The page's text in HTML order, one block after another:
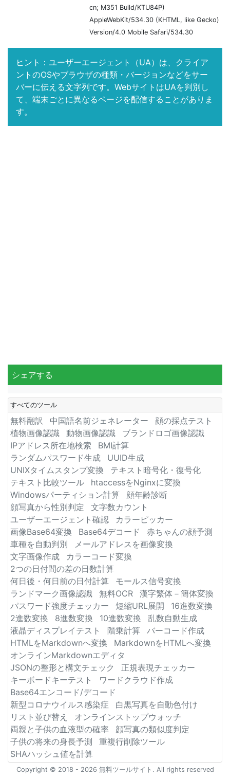
cn; M351 Build/KTU84P)
AppleWebKit/534.30 (KHTML, like Gecko)
Version/4.0 Mobile Safari/534.30
ヒント：ユーザーエージェント（UA）は、クライア
ントのOSやブラウザの種類・バージョンなどをサー
バーに伝える文字列です。WebサイトはUAを判別し
て、端末ごとに異なるページを配信することがありま
す。
シェアする
すべてのツール
無料翻訳 中国語名前ジェネレーター
顔の採点テスト
植物画像認識
動物画像認識
ブランドロゴ画像認識
IPアドレス所在地検索
BMI計算
ランダムパスワード生成
UUID生成
UNIXタイムスタンプ変換
テキスト暗号化・復号化
テキスト比較ツール
htaccessをNginxに変換
Windowsパーティション計算
顔年齢診断
顔写真から性別判定
文字数カウント
ユーザーエージェント確認
カラーピッカー
画像Base64変換
Base64デコード
赤ちゃんの顔予測
車種を自動判別
メールアドレスを画像変換
文字画像作成
カラーコード変換
2つの日付間の差の日数計算
何日後・何日前の日付計算
モールス信号変換
ランドマーク画像認識
無料OCR
漢字繁体－簡体変換
パスワード強度チェッカー
短縮URL展開
16進数変換
2進数変換
8進数変換 10進数変換
乱数自動生成
液晶ディスプレイテスト
階乗計算
バーコード作成
HTMLをMarkdownへ変換
MarkdownをHTMLへ変換
オンラインMarkdownエディタ
JSONの整形と構文チェック
正規表現チェッカー
キーボードキーテスト
ワードクラウド作成
Base64エンコード/デコード
新型コロナウイルス感染症
白黒写真を自動色付け
リスト並び替え
オンラインストップウォッチ
両親と子供の血液型の確率
顔写真の類似度判定
子供の将来の身長予測
重複行削除ツール
SHAハッシュ値を計算
Copyright © 2018 - 2026 無料ツールサイト. All rights reserved